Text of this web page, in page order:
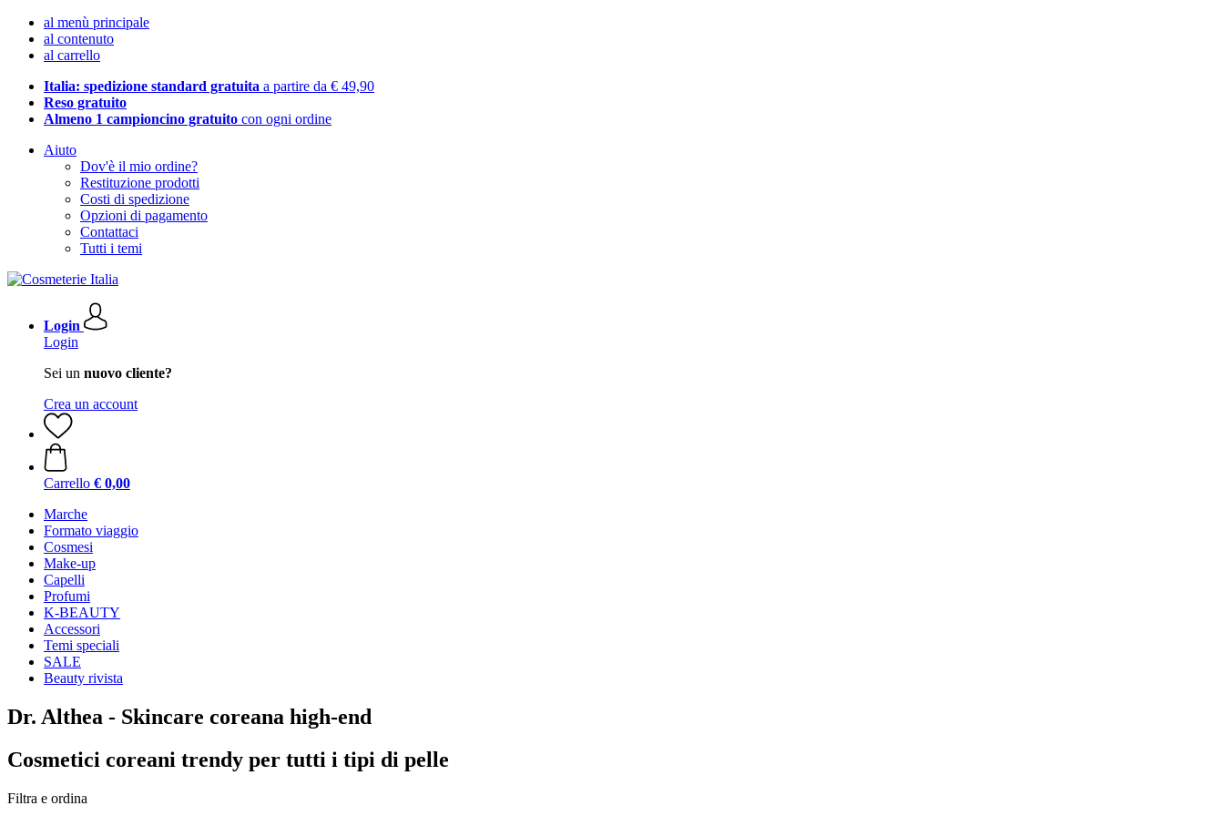
al menù principale
al contenuto
al carrello
Italia: spedizione standard gratuita a partire da € 49,90
Reso gratuito
Almeno 1 campioncino gratuito con ogni ordine
Aiuto
Dov'è il mio ordine?
Restituzione prodotti
Costi di spedizione
Opzioni di pagamento
Contattaci
Tutti i temi
Login
Login
Sei un nuovo cliente?
Crea un account
Carrello € 0,00
Marche
Formato viaggio
Cosmesi
Make-up
Capelli
Profumi
K-BEAUTY
Accessori
Temi speciali
SALE
Beauty rivista
Dr. Althea - Skincare coreana high-end
Cosmetici coreani trendy per tutti i tipi di pelle
Filtra e ordina